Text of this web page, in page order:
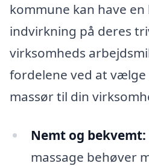
kommune kan have
indvirkning på deres
virksomheds
fordelene ved at
massør til din
Nemt og bekvemt:
massage behøver